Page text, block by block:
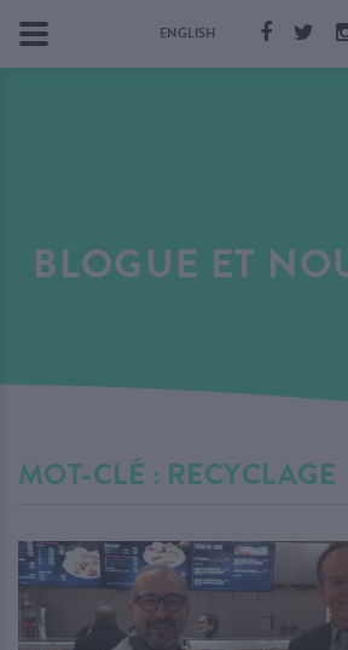
ENGLISH
BLOGUE ET
MOT-CLÉ : RECYCLAGE